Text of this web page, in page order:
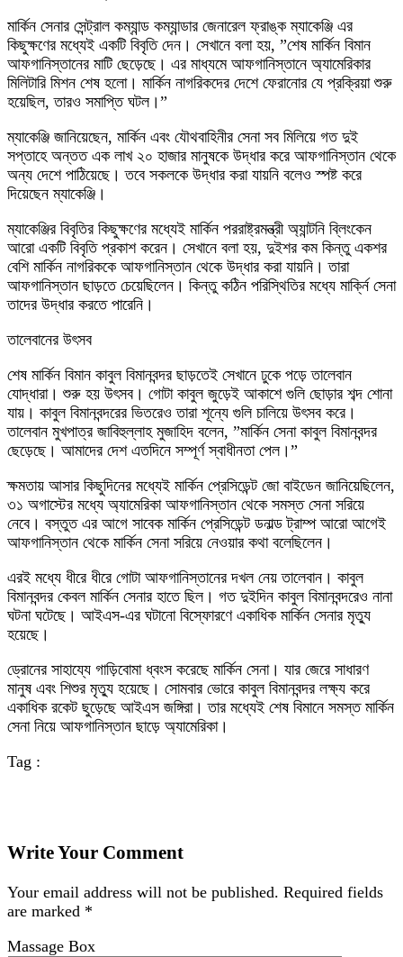
মার্কিন সেনার সেন্ট্রাল কম্যান্ড কম্যান্ডার জেনারেল ফ্রাঙ্ক ম্যাকেঞ্জি এর
কিছুক্ষণের মধ্যেই একটি বিবৃতি দেন। সেখানে বলা হয়, ”শেষ মার্কিন বিমান
আফগানিস্তানের মাটি ছেড়েছে। এর মাধ্যমে আফগানিস্তানে অ্যামেরিকার
মিলিটারি মিশন শেষ হলো। মার্কিন নাগরিকদের দেশে ফেরানোর যে প্রক্রিয়া শুরু
হয়েছিল, তারও সমাপ্তি ঘটল।”
ম্যাকেঞ্জি জানিয়েছেন, মার্কিন এবং যৌথবাহিনীর সেনা সব মিলিয়ে গত দুই
সপ্তাহে অন্তত এক লাখ ২০ হাজার মানুষকে উদ্ধার করে আফগানিস্তান থেকে
অন্য দেশে পাঠিয়েছে। তবে সকলকে উদ্ধার করা যায়নি বলেও স্পষ্ট করে
দিয়েছেন ম্যাকেঞ্জি।
ম্যাকেঞ্জির বিবৃতির কিছুক্ষণের মধ্যেই মার্কিন পররাষ্ট্রমন্ত্রী অ্যান্টনি ব্লিংকেন
আরো একটি বিবৃতি প্রকাশ করেন। সেখানে বলা হয়, দুইশর কম কিন্তু একশর
বেশি মার্কিন নাগরিককে আফগানিস্তান থেকে উদ্ধার করা যায়নি। তারা
আফগানিস্তান ছাড়তে চেয়েছিলেন। কিন্তু কঠিন পরিস্থিতির মধ্যে মার্ক্নি সেনা
তাদের উদ্ধার করতে পারেনি।
তালেবানের উৎসব
শেষ মার্কিন বিমান কাবুল বিমানবন্দর ছাড়তেই সেখানে ঢুকে পড়ে তালেবান
যোদ্ধারা। শুরু হয় উৎসব। গোটা কাবুল জুড়েই আকাশে গুলি ছোড়ার শব্দ শোনা
যায়। কাবুল বিমানবন্দরের ভিতরেও তারা শূন্যে গুলি চালিয়ে উৎসব করে।
তালেবান মুখপাত্র জাবিহুল্লাহ মুজাহিদ বলেন, ”মার্কিন সেনা কাবুল বিমানবন্দর
ছেড়েছে। আমাদের দেশ এতদিনে সম্পূর্ণ স্বাধীনতা পেল।”
ক্ষমতায় আসার কিছুদিনের মধ্যেই মার্কিন প্রেসিডেন্ট জো বাইডেন জানিয়েছিলেন,
৩১ অগাস্টের মধ্যে অ্যামেরিকা আফগানিস্তান থেকে সমস্ত সেনা সরিয়ে
নেবে। বস্তুত এর আগে সাবেক মার্কিন প্রেসিডেন্ট ডনাল্ড ট্রাম্প আরো আগেই
আফগানিস্তান থেকে মার্কিন সেনা সরিয়ে নেওয়ার কথা বলেছিলেন।
এরই মধ্যে ধীরে ধীরে গোটা আফগানিস্তানের দখল নেয় তালেবান। কাবুল
বিমানবন্দর কেবল মার্কিন সেনার হাতে ছিল। গত দুইদিন কাবুল বিমানবন্দরেও নানা
ঘটনা ঘটেছে। আইএস-এর ঘটানো বিস্ফোরণে একাধিক মার্কিন সেনার মৃত্যু
হয়েছে।
ড্রোনের সাহায্যে গাড়িবোমা ধ্বংস করেছে মার্কিন সেনা। যার জেরে সাধারণ
মানুষ এবং শিশুর মৃত্যু হয়েছে। সোমবার ভোরে কাবুল বিমানবন্দর লক্ষ্য করে
একাধিক রকেট ছুড়েছে আইএস জঙ্গিরা। তার মধ্যেই শেষ বিমানে সমস্ত মার্কিন
সেনা নিয়ে আফগানিস্তান ছাড়ে অ্যামেরিকা।
Tag :
Write Your Comment
Your email address will not be published. Required fields
are marked *
Massage Box